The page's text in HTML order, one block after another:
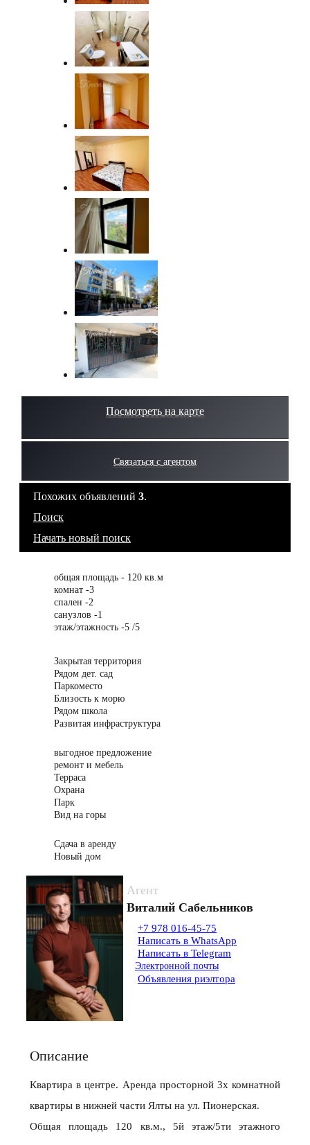
Посмотреть на карте
Связаться с агентом
Похожих объявлений 3.
Поиск
Начать новый поиск
общая площадь - 120 кв.м
комнат -3
спален -2
санузлов -1
этаж/этажность -5 /5
Закрытая территория
Рядом дет. сад
Паркоместо
Близость к морю
Рядом школа
Развитая инфраструктура
выгодное предложение
ремонт и мебель
Терраса
Охрана
Парк
Вид на горы
Сдача в аренду
Новый дом
Агент
Виталий Сабельников
+7 978 016-45-75
Написать в WhatsApp
Написать в Telegram
Электронной почты
Объявления риэлтора
Описание
Квартира в центре. Аренда просторной 3х комнатной
квартиры в нижней части Ялты на ул. Пионерская.
Общая площадь 120 кв.м., 5й этаж/5ти этажного